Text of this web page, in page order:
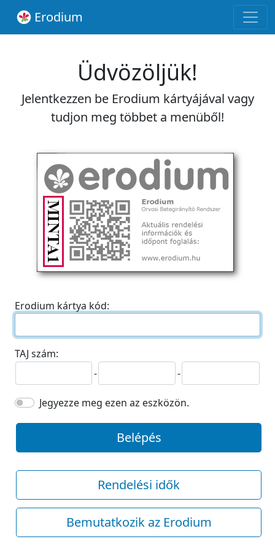
Erodium
Üdvözöljük!
Jelentkezzen be Erodium kártyájával vagy
tudjon meg többet a menüből!
Erodium kártya kód:
TAJ szám:
-
-
Jegyezze meg ezen az eszközön.
Belépés
Rendelési idők
Bemutatkozik az Erodium